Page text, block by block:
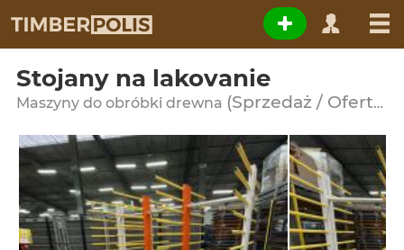
Stojany na lakovanie
Maszyny do obróbki drewna (Sprzedaż / Oferta)